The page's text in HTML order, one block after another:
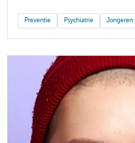
Preventie Psychiatrie Jongeren